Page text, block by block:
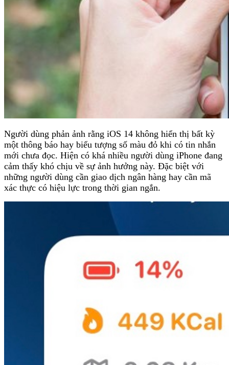
Người dùng phản ảnh rằng iOS 14 không hiển thị bất kỳ
một thông báo hay biểu tượng số màu đỏ khi có tin nhắn
mới chưa đọc. Hiện có khá nhiều người dùng iPhone đang
cảm thấy khó chịu về sự ảnh hưởng này. Đặc biệt với
những người dùng cần giao dịch ngân hàng hay cần mã
xác thực có hiệu lực trong thời gian ngắn.